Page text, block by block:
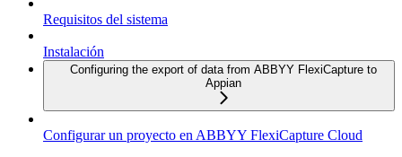
Requisitos del sistema
Instalación
Configuring the export of data from ABBYY FlexiCapture to
Appian
Configurar un proyecto en ABBYY FlexiCapture Cloud